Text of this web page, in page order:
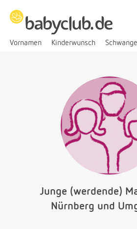
Vornamen Kinderwunsch
Junge (werdende)
Nürnberg und